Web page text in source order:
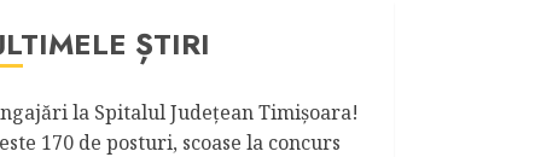
ȘTIRI
la Spitalul Judeţean Timişoara!
170 de posturi, scoase la concurs